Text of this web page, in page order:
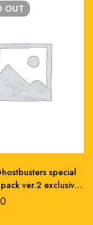
OUT
special
exclusive
figure 30cm